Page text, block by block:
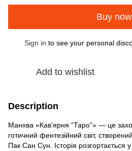
Buy now
Sign in to see your personal
Add to wishlist
Description
Манхва «Кав’ярня “Таро”» — це
готичний фентезійний світ,
Пак Сан Сун. Історія розгортається у